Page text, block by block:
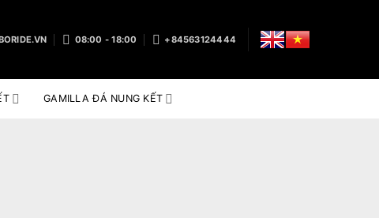
08:00 - 18:00 +84563124444
GAMILLA ĐÁ NUNG KẾT